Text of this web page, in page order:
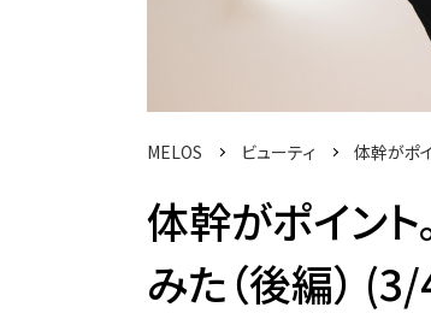
MELOS ビューティ 体幹がポイ
体幹がポイント
みた（後編）